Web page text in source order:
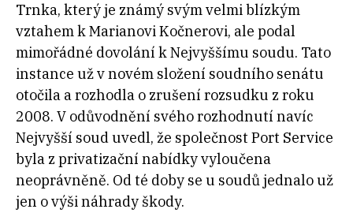
Trnka, který je známý svým velmi blízkým
vztahem k Marianovi Kočnerovi, ale podal
mimořádné dovolání k Nejvyššímu soudu. Tato
instance už v novém složení soudního senátu
otočila a rozhodla o zrušení rozsudku z roku
2008. V odůvodnění svého rozhodnutí navíc
Nejvyšší soud uvedl, že společnost Port Service
byla z privatizační nabídky vyloučena
neoprávněně. Od té doby se u soudů jednalo už
jen o výši náhrady škody.